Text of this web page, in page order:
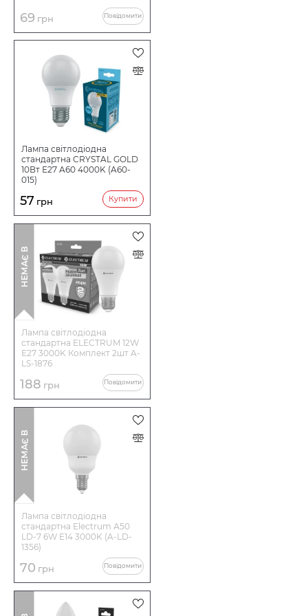
69 грн Повідомити
Лампа світлодіодна
стандартна CRYSTAL GOLD
10Вт Е27 A60 4000K (A60-
015)
57 грн Купити
Лампа світлодіодна
стандартна ELECTRUM 12W
E27 3000K Комплект 2шт A-
LS-1876
188 грн Повідомити
Н
Е
М
А
Є
В
Н
А
Я
В
Н
О
С
Т І
Лампа світлодіодна
стандартна Electrum А50
LD-7 6W E14 3000K (A-LD-
1356)
70 грн Повідомити
Н
Е
М
А
Є
В
Н
А
Я
В
Н
О
С
Т